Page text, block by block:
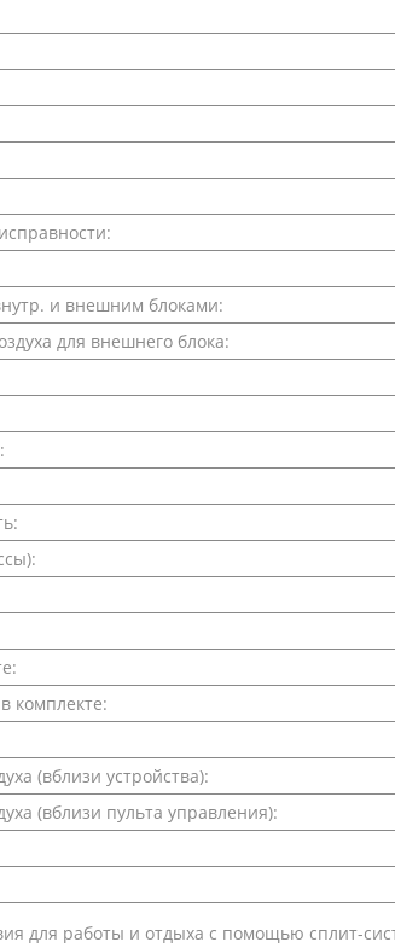
и внешним блоками:
для внешнего блока:
комплекте:
(вблизи устройства):
(вблизи пульта управления):
для работы и отдыха с помощью сплит-